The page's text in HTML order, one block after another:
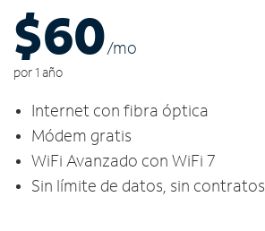
$60/mo
por 1 año
Internet con fibra óptica
Módem gratis
WiFi Avanzado con WiFi 7
Sin límite de datos, sin contratos